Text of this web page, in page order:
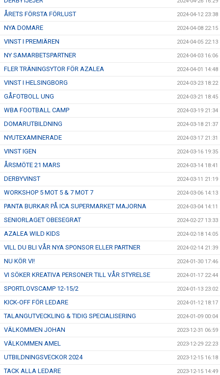
ÅRETS FÖRSTA FÖRLUST 2024-04-12 23:38
NYA DOMARE 2024-04-08 22:15
VINST I PREMIÄREN 2024-04-05 22:13
NY SAMARBETSPARTNER 2024-04-03 16:06
FLER TRÄNINGSYTOR FÖR AZALEA 2024-04-01 14:48
VINST I HELSINGBORG 2024-03-23 18:22
GÅFOTBOLL UNG 2024-03-21 18:45
WBA FOOTBALL CAMP 2024-03-19 21:34
DOMARUTBILDNING 2024-03-18 21:37
NYUTEXAMINERADE 2024-03-17 21:31
VINST IGEN 2024-03-16 19:35
ÅRSMÖTE 21 MARS 2024-03-14 18:41
DERBYVINST 2024-03-11 21:19
WORKSHOP 5 MOT 5 & 7 MOT 7 2024-03-06 14:13
PANTA BURKAR PÅ ICA SUPERMARKET MAJORNA 2024-03-04 14:11
SENIORLAGET OBESEGRAT 2024-02-27 13:33
AZALEA WILD KIDS 2024-02-18 14:05
VILL DU BLI VÅR NYA SPONSOR ELLER PARTNER 2024-02-14 21:39
NU KÖR VI! 2024-01-30 17:46
VI SÖKER KREATIVA PERSONER TILL VÅR STYRELSE 2024-01-17 22:44
SPORTLOVSCAMP 12-15/2 2024-01-13 23:02
KICK-OFF FÖR LEDARE 2024-01-12 18:17
TALANGUTVECKLING & TIDIG SPECIALISERING 2024-01-09 00:04
VÄLKOMMEN JOHAN 2023-12-31 06:59
VÄLKOMMEN AMEL 2023-12-29 22:23
UTBILDNINGSVECKOR 2024 2023-12-15 16:18
TACK ALLA LEDARE 2023-12-15 14:49